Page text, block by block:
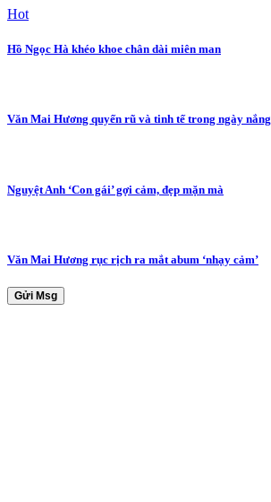
Hot
Hồ Ngọc Hà khéo khoe chân dài miên man
Văn Mai Hương quyến rũ và tinh tế trong ngày nắng
Nguyệt Anh ‘Con gái’ gợi cảm, đẹp mặn mà
Văn Mai Hương rục rịch ra mắt abum ‘nhạy cảm’
Gửi Msg